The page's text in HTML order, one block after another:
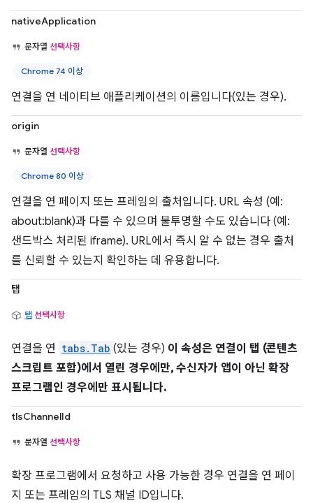
nativeApplication
문자열 선택사항
Chrome 74 이상
연결을 연 네이티브 애플리케이션의 이름입니다(있는 경우).
origin
문자열 선택사항
Chrome 80 이상
연결을 연 페이지 또는 프레임의 출처입니다. URL 속성 (예:
about:blank)과 다를 수 있으며 불투명할 수도 있습니다 (예:
샌드박스 처리된 iframe). URL에서 즉시 알 수 없는 경우 출처
를 신뢰할 수 있는지 확인하는 데 유용합니다.
탭
탭 선택사항
연결을 연 tabs.Tab (있는 경우) 이 속성은 연결이 탭 (콘텐츠
스크립트 포함)에서 열린 경우에만, 수신자가 앱이 아닌 확장
프로그램인 경우에만 표시됩니다.
tlsChannelId
문자열 선택사항
확장 프로그램에서 요청하고 사용 가능한 경우 연결을 연 페이
지 또는 프레임의 TLS 채널 ID입니다.